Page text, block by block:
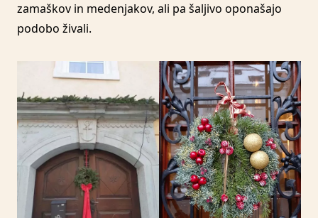
zamaškov in medenjakov, ali pa šaljivo oponašajo
podobo živali.